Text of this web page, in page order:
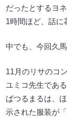
だったとするヨ
1時間ほど、話に
中でも、今回久
11月のリサのコ
ユミコ先生であ
ばつるまるは、
示された服装が